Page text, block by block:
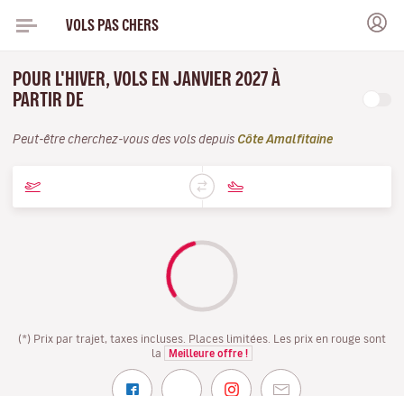
VOLS PAS CHERS
POUR L'HIVER, VOLS EN JANVIER 2027 À
PARTIR DE
Peut-être cherchez-vous des vols depuis Côte Amalfitaine
(*) Prix par trajet, taxes incluses. Places limitées. Les prix en rouge sont
la
Meilleure offre !